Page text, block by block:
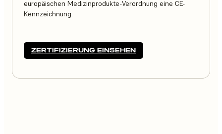
europäischen Medizinprodukte-Verordnung eine CE-
Kennzeichnung.
ZERTIFIZIERUNG EINSEHEN